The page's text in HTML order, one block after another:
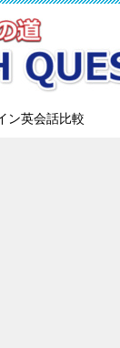
ン英会話比較